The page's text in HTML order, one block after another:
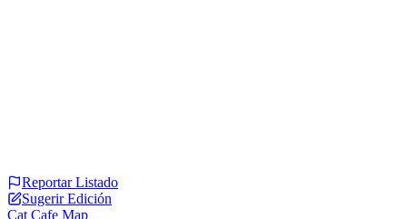
Reportar Listado
Sugerir Edición
Cat Cafe Map